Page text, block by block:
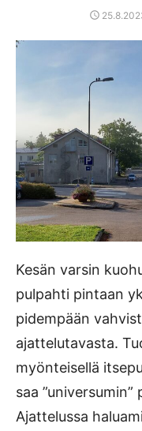
POSTED
Kesän varsin
pulpahti pintaan
pidempään
ajattelutavasta.
myönteisellä
saa
Ajattelussa